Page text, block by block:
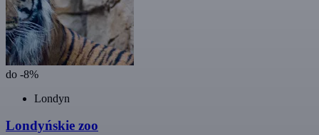
do -8%
Londyn
Londyńskie zoo